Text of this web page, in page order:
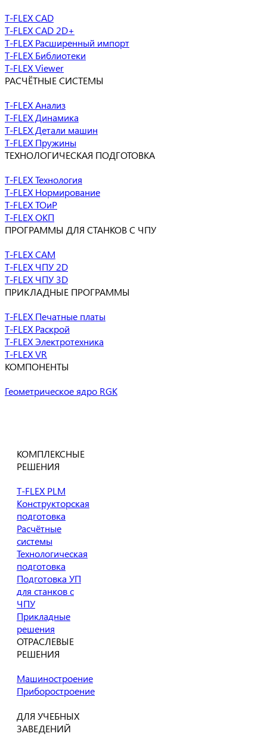
T-FLEX CAD
T-FLEX CAD 2D+
T-FLEX Расширенный импорт
T-FLEX Библиотеки
T-FLEX Viewer
РАСЧЁТНЫЕ СИСТЕМЫ
T-FLEX Анализ
T-FLEX Динамика
T-FLEX Детали машин
T-FLEX Пружины
ТЕХНОЛОГИЧЕСКАЯ ПОДГОТОВКА
T-FLEX Технология
T-FLEX Нормирование
T-FLEX ТОиР
T-FLEX ОКП
ПРОГРАММЫ ДЛЯ СТАНКОВ С ЧПУ
T-FLEX CAM
T-FLEX ЧПУ 2D
T-FLEX ЧПУ 3D
ПРИКЛАДНЫЕ ПРОГРАММЫ
T-FLEX Печатные платы
T-FLEX Раскрой
T-FLEX Электротехника
T-FLEX VR
КОМПОНЕНТЫ
Геометрическое ядро RGK
КОМПЛЕКСНЫЕ
РЕШЕНИЯ
T-FLEX PLM
Конструкторская
подготовка
Расчётные
системы
Технологическая
подготовка
Подготовка УП
для станков с
ЧПУ
Прикладные
решения
ОТРАСЛЕВЫЕ
РЕШЕНИЯ
Машиностроение
Приборостроение
ДЛЯ УЧЕБНЫХ
ЗАВЕДЕНИЙ